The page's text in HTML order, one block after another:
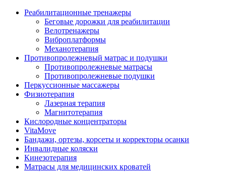
Реабилитационные тренажеры
Беговые дорожки для реабилитации
Велотренажеры
Виброплатформы
Механотерапия
Противопролежневый матрас и подушки
Противопролежневые матрасы
Противопролежневые подушки
Перкуссионные массажеры
Физиотерапия
Лазерная терапия
Магнитотерапия
Кислородные концентраторы
VitaMove
Бандажи, ортезы, корсеты и корректоры осанки
Инвалидные коляски
Кинезотерапия
Матрасы для медицинских кроватей